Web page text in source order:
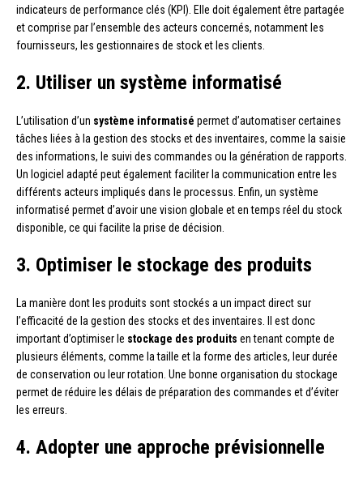
indicateurs de performance clés (KPI). Elle doit également être partagée
et comprise par l’ensemble des acteurs concernés, notamment les
fournisseurs, les gestionnaires de stock et les clients.
2. Utiliser un système informatisé
L’utilisation d’un système informatisé permet d’automatiser certaines
tâches liées à la gestion des stocks et des inventaires, comme la saisie
des informations, le suivi des commandes ou la génération de rapports.
Un logiciel adapté peut également faciliter la communication entre les
différents acteurs impliqués dans le processus. Enfin, un système
informatisé permet d’avoir une vision globale et en temps réel du stock
disponible, ce qui facilite la prise de décision.
3. Optimiser le stockage des produits
La manière dont les produits sont stockés a un impact direct sur
l’efficacité de la gestion des stocks et des inventaires. Il est donc
important d’optimiser le stockage des produits en tenant compte de
plusieurs éléments, comme la taille et la forme des articles, leur durée
de conservation ou leur rotation. Une bonne organisation du stockage
permet de réduire les délais de préparation des commandes et d’éviter
les erreurs.
4. Adopter une approche prévisionnelle